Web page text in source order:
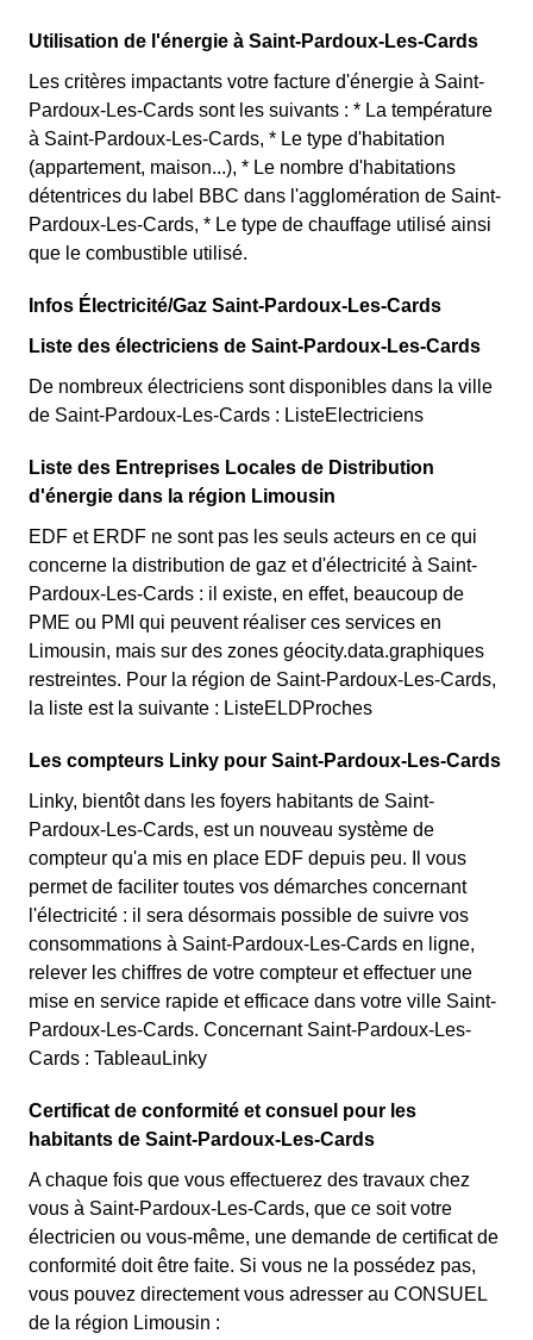
Utilisation de l'énergie à Saint-Pardoux-Les-Cards
Les critères impactants votre facture d'énergie à Saint-
Pardoux-Les-Cards sont les suivants : * La température
à Saint-Pardoux-Les-Cards, * Le type d'habitation
(appartement, maison...), * Le nombre d'habitations
détentrices du label BBC dans l'agglomération de Saint-
Pardoux-Les-Cards, * Le type de chauffage utilisé ainsi
que le combustible utilisé.
Infos Électricité/Gaz Saint-Pardoux-Les-Cards
Liste des électriciens de Saint-Pardoux-Les-Cards
De nombreux électriciens sont disponibles dans la ville
de Saint-Pardoux-Les-Cards : ListeElectriciens
Liste des Entreprises Locales de Distribution
d'énergie dans la région Limousin
EDF et ERDF ne sont pas les seuls acteurs en ce qui
concerne la distribution de gaz et d'électricité à Saint-
Pardoux-Les-Cards : il existe, en effet, beaucoup de
PME ou PMI qui peuvent réaliser ces services en
Limousin, mais sur des zones géocity.data.graphiques
restreintes. Pour la région de Saint-Pardoux-Les-Cards,
la liste est la suivante : ListeELDProches
Les compteurs Linky pour Saint-Pardoux-Les-Cards
Linky, bientôt dans les foyers habitants de Saint-
Pardoux-Les-Cards, est un nouveau système de
compteur qu'a mis en place EDF depuis peu. Il vous
permet de faciliter toutes vos démarches concernant
l'électricité : il sera désormais possible de suivre vos
consommations à Saint-Pardoux-Les-Cards en ligne,
relever les chiffres de votre compteur et effectuer une
mise en service rapide et efficace dans votre ville Saint-
Pardoux-Les-Cards. Concernant Saint-Pardoux-Les-
Cards : TableauLinky
Certificat de conformité et consuel pour les
habitants de Saint-Pardoux-Les-Cards
A chaque fois que vous effectuerez des travaux chez
vous à Saint-Pardoux-Les-Cards, que ce soit votre
électricien ou vous-même, une demande de certificat de
conformité doit être faite. Si vous ne la possédez pas,
vous pouvez directement vous adresser au CONSUEL
de la région Limousin :